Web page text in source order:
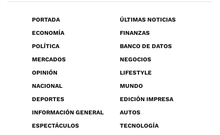
PORTADA
ÚLTIMAS NOTICIAS
ECONOMÍA
FINANZAS
POLÍTICA
BANCO DE DATOS
MERCADOS
NEGOCIOS
OPINIÓN
LIFESTYLE
NACIONAL
MUNDO
DEPORTES
EDICIÓN IMPRESA
INFORMACIÓN GENERAL
AUTOS
ESPECTÁCULOS
TECNOLOGÍA